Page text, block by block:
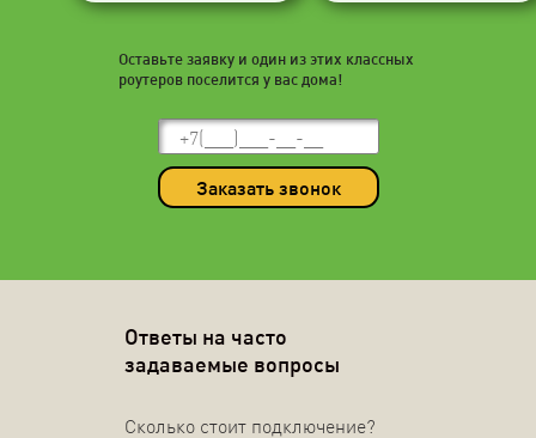
Оставьте заявку и один из этих классных
роутеров поселится у вас дома!
Заказать звонок
Ответы на часто
задаваемые вопросы
Сколько стоит подключение?